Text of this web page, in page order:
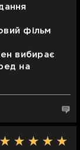
фільм
вибирає
на